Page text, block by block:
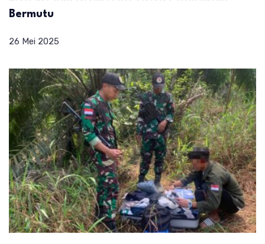
Bermutu
26 Mei 2025